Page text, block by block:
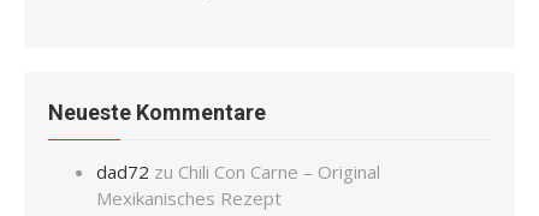
Neueste Kommentare
dad72 zu Chili Con Carne – Original
Mexikanisches Rezept